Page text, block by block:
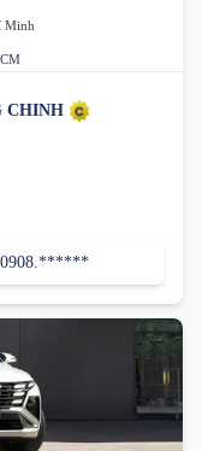
Minh
CHINH
0908.******